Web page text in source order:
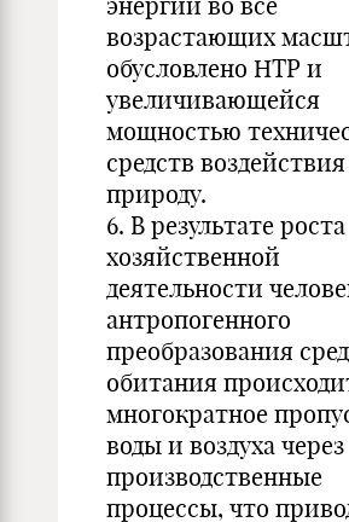
возрастающих
обусловлено НТР и
увеличивающейся
мощностью
средств
природу.
6. В результате роста
хозяйственной
деятельности
антропогенного
преобразования
обитания
многократное
воды и воздуха через
производственные
процессы, что